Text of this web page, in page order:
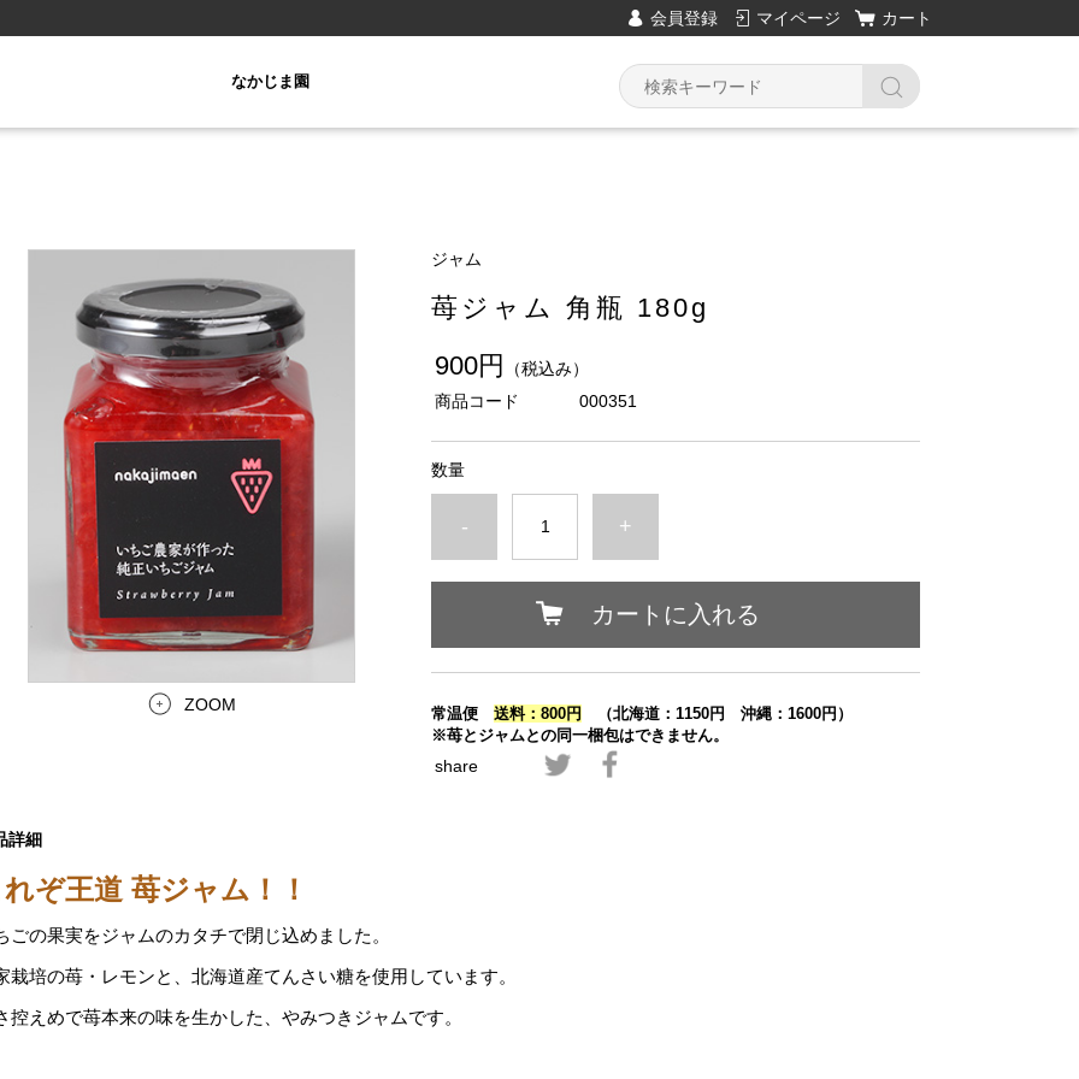
会員登録 マイページ カート
なかじま園
ZOOM
ジャム
苺ジャム 角瓶 180g
900円
（税込み）
商品コード
000351
数量
- +
カートに入れる
常温便 送料：800円
（北海道：1150円 沖縄：1600円）
※苺とジャムとの同一梱包はできません。
share
詳細
ぞ王道 苺ジャム！！
ごの果実をジャムのカタチで閉じ込めました。
栽培の苺・レモンと、北海道産てんさい糖を使用しています。
控えめで苺本来の味を生かした、やみつきジャムです。